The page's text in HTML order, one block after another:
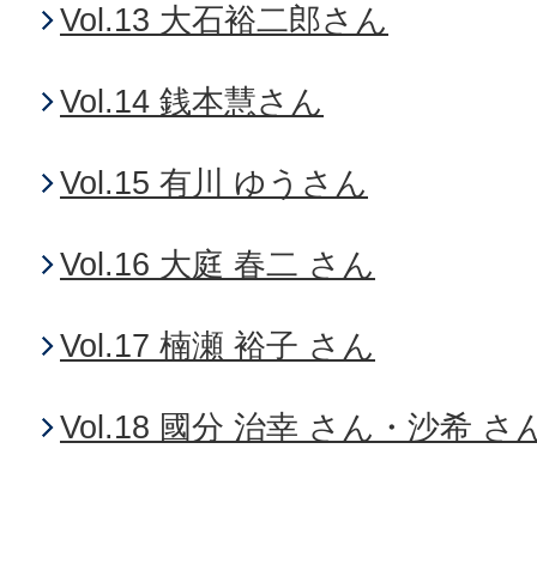
Vol.13 大石裕二郎さん
Vol.14 銭本慧さん
Vol.15 有川 ゆうさん
Vol.16 大庭 春二 さん
Vol.17 楠瀬 裕子 さん
Vol.18 國分 治幸 さん・沙希 さ